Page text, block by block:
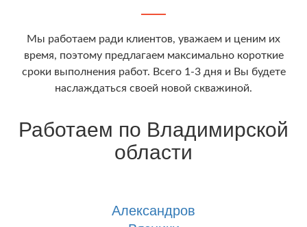
Мы работаем ради клиентов, уважаем и ценим их
время, поэтому предлагаем максимально короткие
сроки выполнения работ. Всего 1-3 дня и Вы будете
наслаждаться своей новой скважиной.
Работаем по Владимирской
области
Александров